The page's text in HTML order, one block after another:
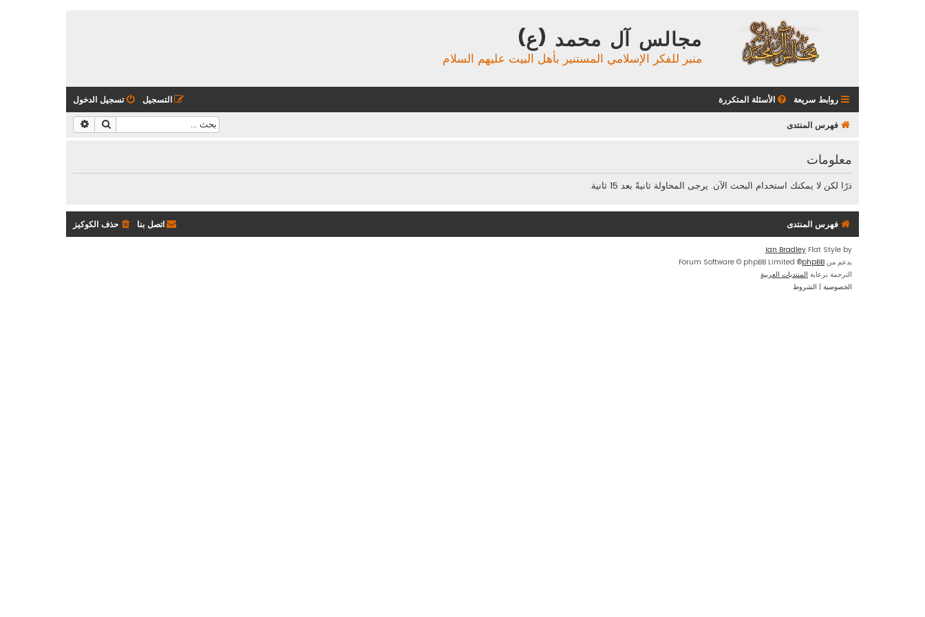
مجالس آل محمد (ع)
منبر للفكر الإسلامي المستنير بأهل البيت عليهم السلام
روابط سريعة الأسئلة المتكررة تسجيل الدخول التسجيل
فهرس المنتدى بحث
معلومات
ذرًا لكن لا يمكنك استخدام البحث الآن. يرجى المحاولة ثانيةً بعد 15 ثانية.
فهرس المنتدى حذف الكوكيز اتصل بنا
Flat Style by
Ian Bradley
بدعم من phpBB
® Forum Software © phpBB Limited
الترجمة برعاية المنتديات العربية
الخصوصية | الشروط